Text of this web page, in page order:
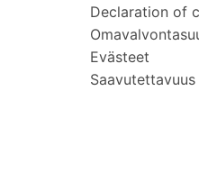
Declaration of
Evästeet
Saavutettavuus